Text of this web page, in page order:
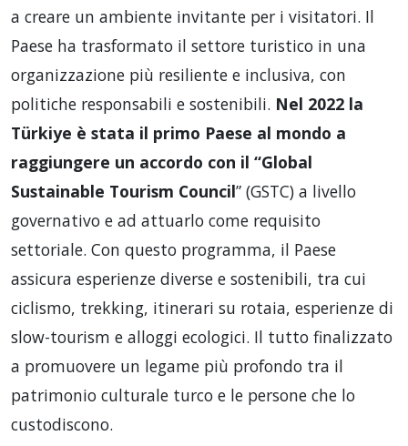
a creare un ambiente invitante per i visitatori. Il
Paese ha trasformato il settore turistico in una
organizzazione più resiliente e inclusiva, con
politiche responsabili e sostenibili. Nel 2022 la
Türkiye è stata il primo Paese al mondo a
raggiungere un accordo con il “Global
Sustainable Tourism Council” (GSTC) a livello
governativo e ad attuarlo come requisito
settoriale. Con questo programma, il Paese
assicura esperienze diverse e sostenibili, tra cui
ciclismo, trekking, itinerari su rotaia, esperienze di
slow-tourism e alloggi ecologici. Il tutto finalizzato
a promuovere un legame più profondo tra il
patrimonio culturale turco e le persone che lo
custodiscono.